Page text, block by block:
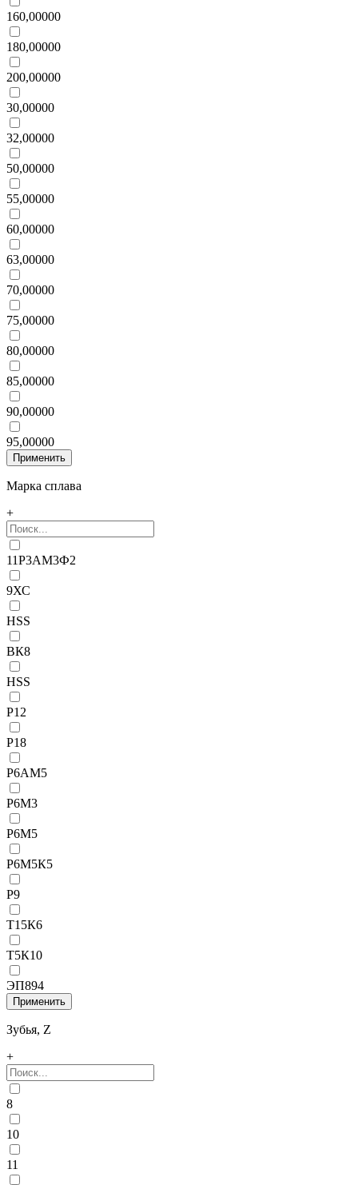
160,00000
180,00000
200,00000
30,00000
32,00000
50,00000
55,00000
60,00000
63,00000
70,00000
75,00000
80,00000
85,00000
90,00000
95,00000
Марка сплава
+
11Р3АМ3Ф2
9ХС
HSS
ВК8
НSS
Р12
Р18
Р6АМ5
Р6М3
Р6М5
Р6М5К5
Р9
Т15К6
Т5К10
ЭП894
Зубья, Z
+
8
10
11